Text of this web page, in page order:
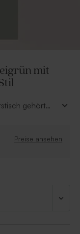
mit
gehört
auf
Preise ansehen